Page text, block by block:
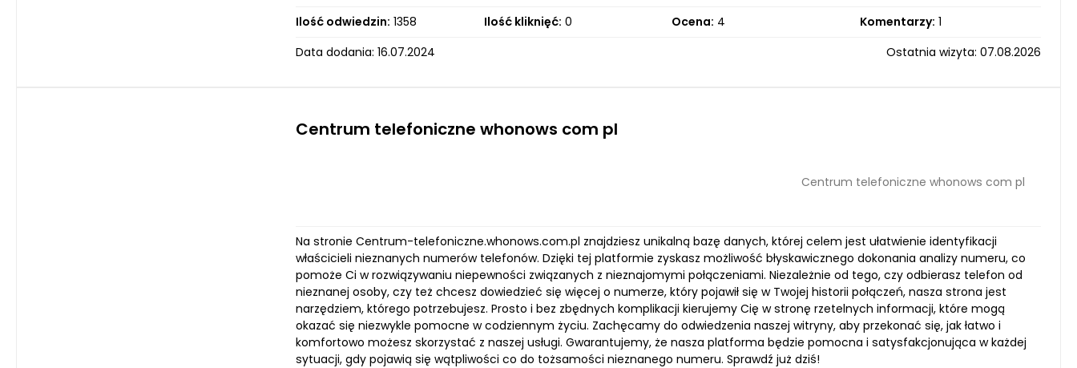
Ilość odwiedzin: 1358 Ilość kliknięć: 0 Ocena: 4 Komentarzy: 1
Data dodania: 16.07.2024
Ostatnia wizyta: 07.08.2026
Centrum telefoniczne whonows com pl
Centrum telefoniczne whonows com pl
Na stronie Centrum-telefoniczne.whonows.com.pl znajdziesz unikalną bazę danych, której celem jest ułatwienie identyfikacji
właścicieli nieznanych numerów telefonów. Dzięki tej platformie zyskasz możliwość błyskawicznego dokonania analizy numeru, co
pomoże Ci w rozwiązywaniu niepewności związanych z nieznajomymi połączeniami. Niezależnie od tego, czy odbierasz telefon od
nieznanej osoby, czy też chcesz dowiedzieć się więcej o numerze, który pojawił się w Twojej historii połączeń, nasza strona jest
narzędziem, którego potrzebujesz. Prosto i bez zbędnych komplikacji kierujemy Cię w stronę rzetelnych informacji, które mogą
okazać się niezwykle pomocne w codziennym życiu. Zachęcamy do odwiedzenia naszej witryny, aby przekonać się, jak łatwo i
komfortowo możesz skorzystać z naszej usługi. Gwarantujemy, że nasza platforma będzie pomocna i satysfakcjonująca w każdej
sytuacji, gdy pojawią się wątpliwości co do tożsamości nieznanego numeru. Sprawdź już dziś!